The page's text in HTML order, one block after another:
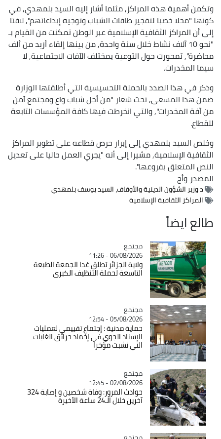
وتكمن أهمية هذه المراكز, مثلما أشار إليه السيد بلمهدي, في
كونها "محلا خصبا لتفجير طاقات الشباب وتوجيه إبداعاتهم", لافتا
إلى أن المراكز الثقافية الإسلامية عبر الوطن تمكنت من القيام بـ
"نحو 10 آلاف نشاط خلال سنة واحدة, من بينها إلقاء أزيد من ألف
محاضرة", تمحورت حول التوعية بمختلف الآفات الاجتماعية, لا
سيما المخدرات.
وذكر في هذا الصدد بالحملة التحسيسية التي أطلقتها الوزارة
ضمن هذا المسعى, تحت شعار "من أجل شباب واع ومجتمع آمن
من آفة المخدرات", والتي انخرطت فيها كافة المؤسسات التابعة
للقطاع.
وخلص السيد بلمهدي إلى إبراز حرص قطاعه على تطوير المراكز
الثقافية الإسلامية, مشيرا إلى أنه "يجري العمل حاليا على تعديل
النص المتعلق بفروعها".
المصدروأج
د وزير الشؤون الدينية والأوقاف، السيد يوسف بلمهدي
المراكز الثقافية الإسلامية
طالع ايضاً
Catégorie
مجتمع
06/08/2026 - 11:26
ولاية الجزائر تطلق غدا الجمعة الطبعة
التاسعة لحملة التنظيف الكبرى
Catégorie
مجتمع
05/08/2026 - 12:54
حماية مدنية : إجتماع تقييمي لعمليات
الإسناد الجوي في إخماد حرائق الغابات
التي نشبت مؤخرا
Catégorie
مجتمع
02/08/2026 - 12:45
حوادث المرور: وفاة شخصين و إصابة 324
آخرين خلال الـ24 ساعة الأخيرة